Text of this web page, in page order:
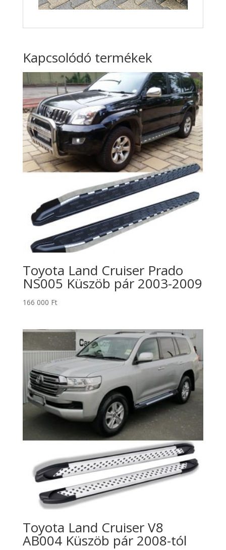
Kapcsolódó termékek
Toyota Land Cruiser Prado
NS005 Küszöb pár 2003-2009
166 000 Ft
Toyota Land Cruiser V8
AB004 Küszöb pár 2008-tól